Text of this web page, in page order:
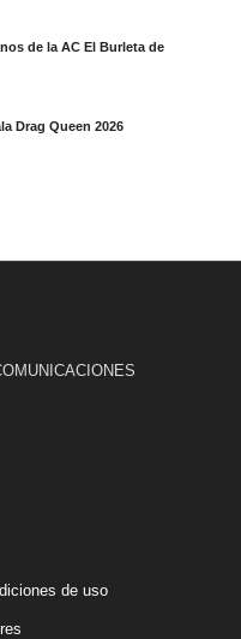
de la AC El Burleta de
Drag Queen 2026
de uso